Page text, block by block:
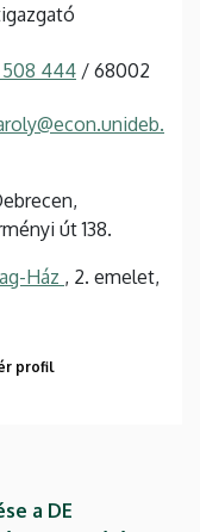
508 444 / 68002
út 138.
Ház , 2. emelet,
profil
a DE